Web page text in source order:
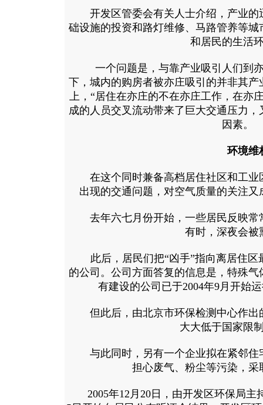
开发区管委会有关人士介绍，产业的
础设施的投资和路灯维修、马路管养等
和居民的生活
一个问题是，与靠产业吸引人们到亦
下，城内的购房者被亦庄吸引的并非其
上，“居住在亦庄的不在亦庄工作，在亦
成的人员交叉流动带来了巨大交通压力
因素。
环境维
在这个同时兼备高档居住社区和工业
出现的交通问题，对空气质量的关注
去年六七月份开始，一些居民反映常
有时，深夜会被
此后，居民们把“凶手”指向离居住
的公司。公司方面答复的信息是，特殊
有建设的公司已于2004年9月开始
但此后，由北京市环保检测中心作出
大大低于国家限
与此同时，另有一个企业拟在紧邻住
担心废气、粉尘等污染，采
2005年12月20日，由开发区环保局主